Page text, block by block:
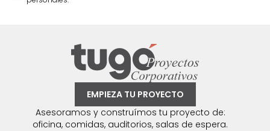
EMPIEZA TU PROYECTO
Asesoramos y construímos tu proyecto de:
oficina, comidas, auditorios, salas de espera.